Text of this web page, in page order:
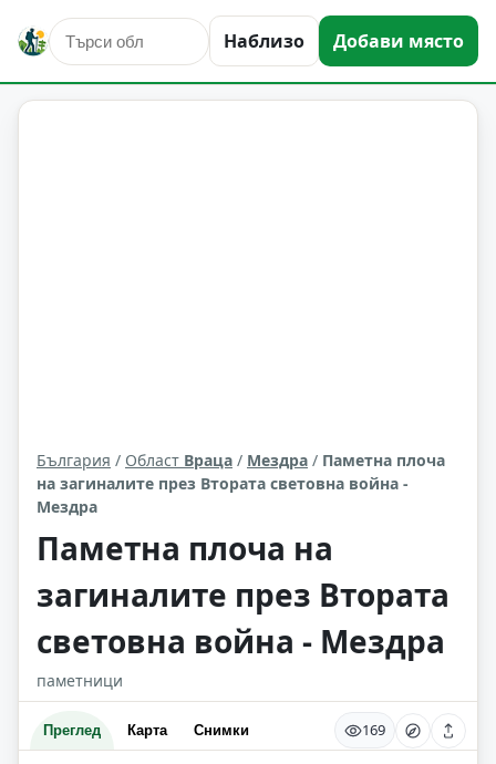
Наблизо Добави място
култура и изкуство Мездра Област: Враца
България / Област Враца / Мездра / Паметна плоча
на загиналите през Втората световна война -
Мездра
Паметна плоча на
загиналите през Втората
световна война - Мездра
паметници
Преглед Карта Снимки 169